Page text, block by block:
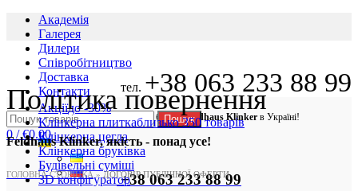
Академія
Галерея
Дилери
Cпівробітництво
Доставка
Контакти
Офіційний представник брендуFeldhaus Klinkerв Україні!
тел. +38 063 233 88 99
Пошук
0/ €0.00
+38 063 233 88 99
Акціїдо -30%
Клінкерна плиткаблизько 350 товарів
Клінкерна цегла
Клінкерна бруківка
Будівельні суміші
3D конфігуратор
Політика повернення
Feldhaus Klinker, якість - понад усе!
ГОЛОВНА СТОРІНКА»ДОГОВІР ПУБЛІЧНОЇ ОФЕРТИ